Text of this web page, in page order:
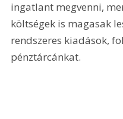
ingatlant megvenni,
költségek is magasak
rendszeres kiadások,
pénztárcánkat.